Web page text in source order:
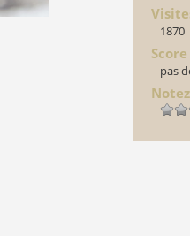
1870
Score
pas